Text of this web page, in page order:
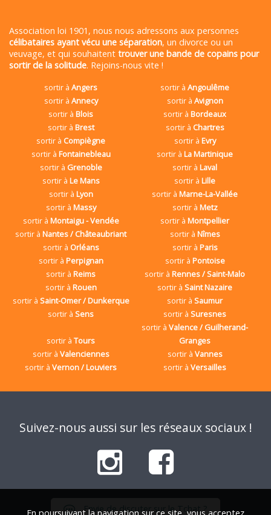
Association loi 1901, nous nous adressons aux personnes
célibataires ayant vécu une séparation, un divorce ou un
veuvage, et qui souhaitent trouver une bande de copains pour
sortir de la solitude. Rejoins-nous vite !
sortir àAngers sortir àAngoulême
sortir à Annecy sortir à Avignon
sortir àBlois sortir àBordeaux
sortir à Brest sortir à Chartres
sortir à Compiègne sortir à Evry
sortir à Fontainebleau sortir àLa Martinique
sortir à Grenoble sortir àLaval
sortir à Le Mans sortir àLille
sortir à Lyon sortir àMarne-La-Vallée
sortir à Massy sortir à Metz
sortir à Montaigu - Vendée sortir àMontpellier
sortir àNantes / Châteaubriant sortir à Nîmes
sortir à Orléans sortir à Paris
sortir à Perpignan sortir à Pontoise
sortir àReims sortir àRennes / Saint-Malo
sortir à Rouen sortir àSaint Nazaire
sortir à Saint-Omer / Dunkerque sortir àSaumur
sortir àSens sortir àSuresnes
sortir àTours
sortir àValence / Guilherand-
Granges
sortir à Valenciennes sortir à Vannes
sortir àVernon / Louviers sortir àVersailles
Suivez-nous aussi sur les réseaux sociaux !
Envie de discuter sur le Tchat ?